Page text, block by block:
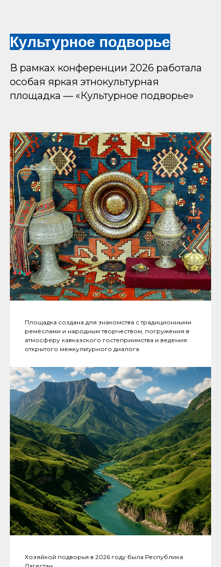
Культурное подворье
В рамках конференции 2026 работала
особая яркая этнокультурная
площадка — «Культурное подворье»
Площадка создана для знакомства с традиционными
ремёслами и народным творчеством, погружения в
атмосферу кавказского гостеприимства и ведения
открытого межкультурного диалога
Хозяйкой подворья в 2026 году была Республика